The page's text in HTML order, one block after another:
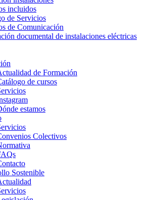
incluidos
de Servicios
de Comunicación
documental de instalaciones eléctricas
de Formación
de cursos
estamos
Colectivos
Sostenible